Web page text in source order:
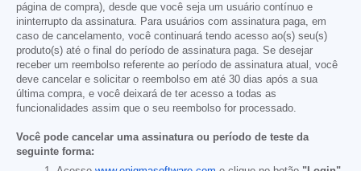
página de compra), desde que você seja um usuário contínuo e
ininterrupto da assinatura. Para usuários com assinatura paga, em
caso de cancelamento, você continuará tendo acesso ao(s) seu(s)
produto(s) até o final do período de assinatura paga. Se desejar
receber um reembolso referente ao período de assinatura atual, você
deve cancelar e solicitar o reembolso em até 30 dias após a sua
última compra, e você deixará de ter acesso a todas as
funcionalidades assim que o seu reembolso for processado.
Você pode cancelar uma assinatura ou período de teste da
seguinte forma: